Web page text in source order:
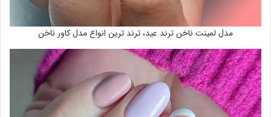
مدل لمینت ناخن ترند عید، ترند ترین انواع مدل کاور ناخن